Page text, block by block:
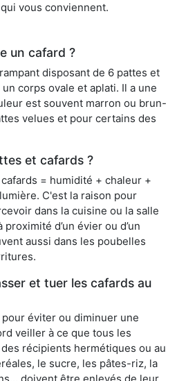
vous conviennent.
un cafard ?
disposant de 6 pattes et
corps ovale et aplati. Il a une
est souvent marron ou brun-
velues et pour certains des
et cafards ?
= humidité + chaleur +
C'est la raison pour
dans la cuisine ou la salle
d’un évier ou d’un
aussi dans les poubelles
et tuer les cafards au
éviter ou diminuer une
veiller à ce que tous les
récipients hermétiques ou au
le sucre, les pâtes-riz, la